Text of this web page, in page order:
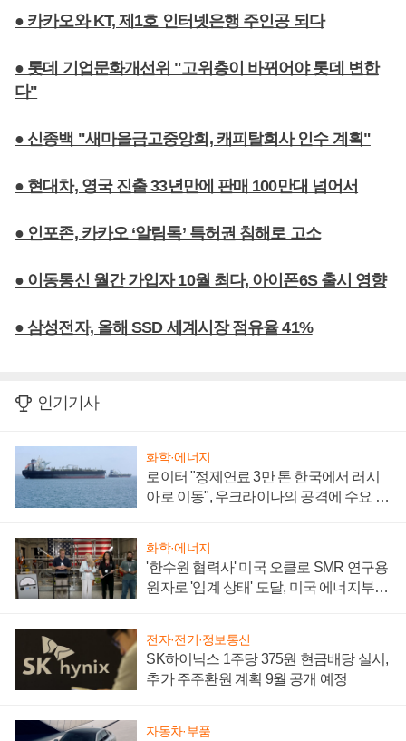
● 카카오와 KT, 제1호 인터넷은행 주인공 되다
● 롯데 기업문화개선위 "고위층이 바뀌어야 롯데 변한
다"
● 신종백 "새마을금고중앙회, 캐피탈회사 인수 계획"
● 현대차, 영국 진출 33년만에 판매 100만대 넘어서
● 인포존, 카카오 ‘알림톡’ 특허권 침해로 고소
● 이동통신 월간 가입자 10월 최다, 아이폰6S 출시 영향
● 삼성전자, 올해 SSD 세계시장 점유율 41%
인기기사
화학·에너지
로이터 "정제연료 3만 톤 한국에서 러시
아로 이동", 우크라이나의 공격에 수요 늘
화학·에너지
'한수원 협력사' 미국 오클로 SMR 연구용
원자로 '임계 상태' 도달, 미국 에너지부
전자·전기·정보통신
SK하이닉스 1주당 375원 현금배당 실시,
추가 주주환원 계획 9월 공개 예정
자동차·부품